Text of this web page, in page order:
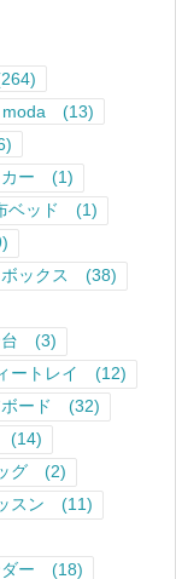
moda
(13)
ー
(1)
ベッド
(1)
ックス
(38)
(3)
ートレイ
(12)
ード
(32)
(14)
グ
(2)
スン
(11)
ー
(18)